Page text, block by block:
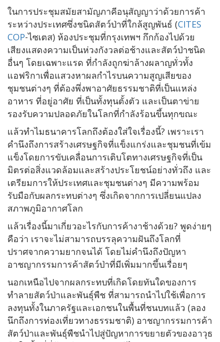
ในการประชุมสมัยสามัญภาคีอนุสัญญาว่าด้วยการค้า
ระหว่างประเทศซึ่งชนิดสัตว์ป่าที่ใกล้สูญพันธ์ (CITES
COP-ไซเตส) ห้องประชุมที่กรุงเทพฯ กึกก้องไปด้วย
เสียงแสดงความเป็นห่วงกังวลต่อช้างและสัตว์ป่าชนิด
อื่นๆ โดยเฉพาะแรด ที่กำลังถูกฆ่าล้างผลาญทั่วทั้ง
แอฟริกาเพื่อแสวงหาผลกำไรบนความสูญเสียของ
ชุมชนต่างๆ ที่ต้องพึ่งพาอาศัยธรรมชาติที่เป็นแหล่ง
อาหาร ที่อยู่อาศัย ที่เป็นทั้งทุนตั้งตัว และเป็นตาข่าย
รองรับความปลอดภัยในโลกที่กำลังร้อนขึ้นทุกขณะ
แล้วทำไมธนาคารโลกถึงต้องใส่ใจเรื่องนี้? เพราะเรา
คำนึงถึงการสร้างเศรษฐกิจที่แข็งแกร่งและชุมชนที่เข้ม
แข็งโดยการขับเคลื่อนการเติบโตทางเศรษฐกิจที่เป็น
มิตรต่อสิ่งแวดล้อมและสร้างประโยชน์อย่างทั่วถึง และ
เตรียมการให้ประเทศและชุมชนต่างๆ มีความพร้อม
รับมือกับผลกระทบต่างๆ ซึ่งเกิดจากการเปลี่ยนแปลง
สภาพภูมิอากาศโลก
แล้วเรื่องนี้มาเกี่ยวอะไรกับการค้างาช้างด้วย? พูดง่ายๆ
คือว่า เราจะไม่สามารถบรรลุความฝันถึงโลกที่
ปราศจากความยากจนได้ โดยไม่คำนึงถึงปัญหา
อาชญากรรมการค้าสัตว์ป่าที่มีเพิ่มมากขึ้นเรื่อยๆ
นอกเหนือไปจากผลกระทบที่เกิดโดยทันใดของการ
ทำลายสัตว์ป่าและพันธุ์พืช ที่สามารถนำไปใช้เพื่อการ
ลงทุนทั้งในภาครัฐและเอกชนในพื้นที่ชนบทแล้ว (ลอง
นึกถึงการท่องเที่ยวทางธรรมชาติ) อาชญากรรมการค้า
สัตว์ป่าและพันธุ์พืชนำไปสู่ปัญหาการขยายตัวของอาวุธ